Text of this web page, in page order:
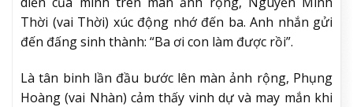
Thời (vai Thời) xúc động nhớ đến ba. Anh nhắn gửi
đến đấng sinh thành: “Ba ơi con làm được rồi”.
Là tân binh lần đầu bước lên màn ảnh rộng, Phụng
Hoàng (vai Nhàn) cảm thấy vinh dự và may mắn khi